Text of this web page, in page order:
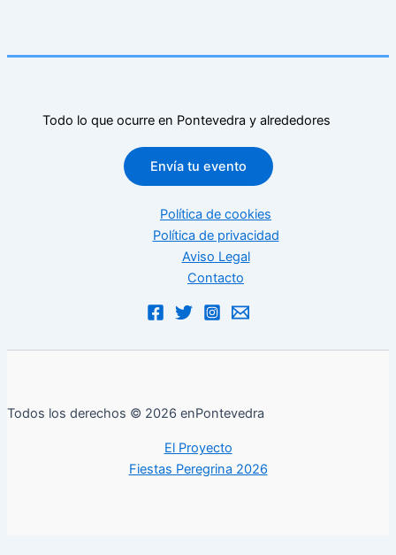
Todo lo que ocurre en Pontevedra y alrededores
Envía tu evento
Política de cookies
Política de privacidad
Aviso Legal
Contacto
Todos los derechos © 2026 enPontevedra
El Proyecto
Fiestas Peregrina 2026